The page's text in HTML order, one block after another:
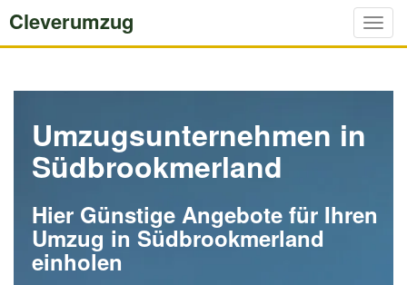
Cleverumzug
Umzugsunternehmen in
Südbrookmerland
Hier Günstige Angebote für Ihren
Umzug in Südbrookmerland
einholen